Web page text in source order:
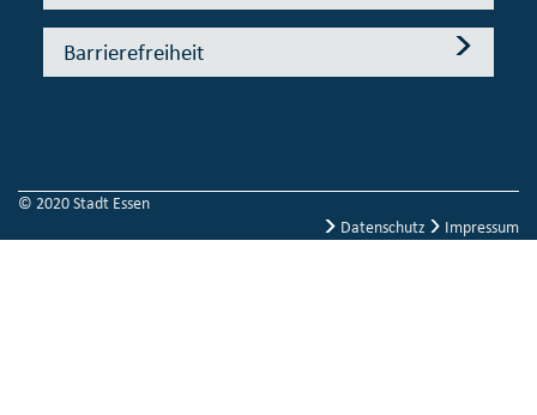
Barrierefreiheit
© 2020 Stadt Essen
Datenschutz
Impressum